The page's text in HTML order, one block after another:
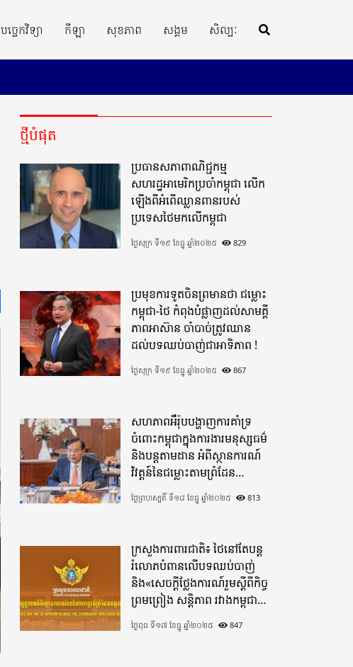
បច្ចេកវិទ្យា កីឡា សុខភាព សង្គម សិល្បៈ
ថ្មីបំផុត
ប្រធានសភាពាណិជ្ជកម្ម
សហរដ្ឋអាមេរិកប្រចាំកម្ពុជា លើក
ឡើងពីអំពើឈ្លានពានរបស់
ប្រទេសថៃមកលើកម្ពុជា
ថ្ងៃសុក្រ ទី១៩ ខែធ្នូ ឆ្នាំ២០២៥ 829
ប្រមុខការទូតចិនព្រមានថា ជម្លោះ
កម្ពុជា-ថៃ កំពុងបំផ្លាញដល់សាមគ្គី
ភាពអាស៊ាន ចាំបាច់ត្រូវឈាន
ដល់បទឈប់បាញ់ជាអាទិភាព !
ថ្ងៃសុក្រ ទី១៩ ខែធ្នូ ឆ្នាំ២០២៥ 867
សហភាពអឺរ៉ុបបង្ហាញការគាំទ្រ
ចំពោះកម្ពុជាក្នុងការងារមនុស្សធម៌
និងបន្តតាមដាន អំពីស្ថានការណ៍
វិវត្តន៍នៃជម្លោះតាមព្រំដែន
ដោយយកចិត្តទុកដាក់ខ្ពស់
ថ្ងៃព្រហស្បតិ៍ ទី១៨ ខែធ្នូ ឆ្នាំ២០២៥ 813
ក្រសួងការពារជាតិ៖ ថៃនៅតែបន្ត
រំលោភបំពានលើបទឈប់បាញ់
និង«សេចក្តីថ្លែងការណ៍រួមស្តីពីកិច្ច
ព្រមព្រៀង សន្តិភាព រវាងកម្ពុជា
និងថៃ»
ថ្ងៃពុធ ទី១៧ ខែធ្នូ ឆ្នាំ២០២៥ 847